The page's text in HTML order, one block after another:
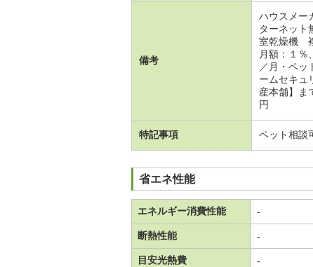
備考
ハウスメ
ターネッ
室乾燥機
月額：１％
／月・ペ
ームセキュ
産本舗】ま
円
特記事項 ペット相談
省エネ性能
エネルギー消費性能 -
断熱性能 -
目安光熱費 -